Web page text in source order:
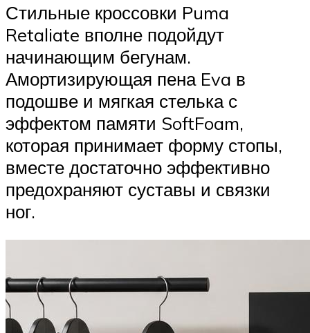
Стильные кроссовки Puma
Retaliate вполне подойдут
начинающим бегунам.
Амортизирующая пена Eva в
подошве и мягкая стелька с
эффектом памяти SoftFoam,
которая принимает форму стопы,
вместе достаточно эффективно
предохраняют суставы и связки
ног.